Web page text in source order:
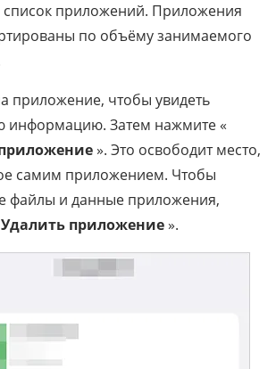
список приложений. Приложения
по объёму занимаемого
приложение, чтобы увидеть
информацию. Затем нажмите «
». Это освободит место,
самим приложением. Чтобы
файлы и данные приложения,
Удалить приложение».